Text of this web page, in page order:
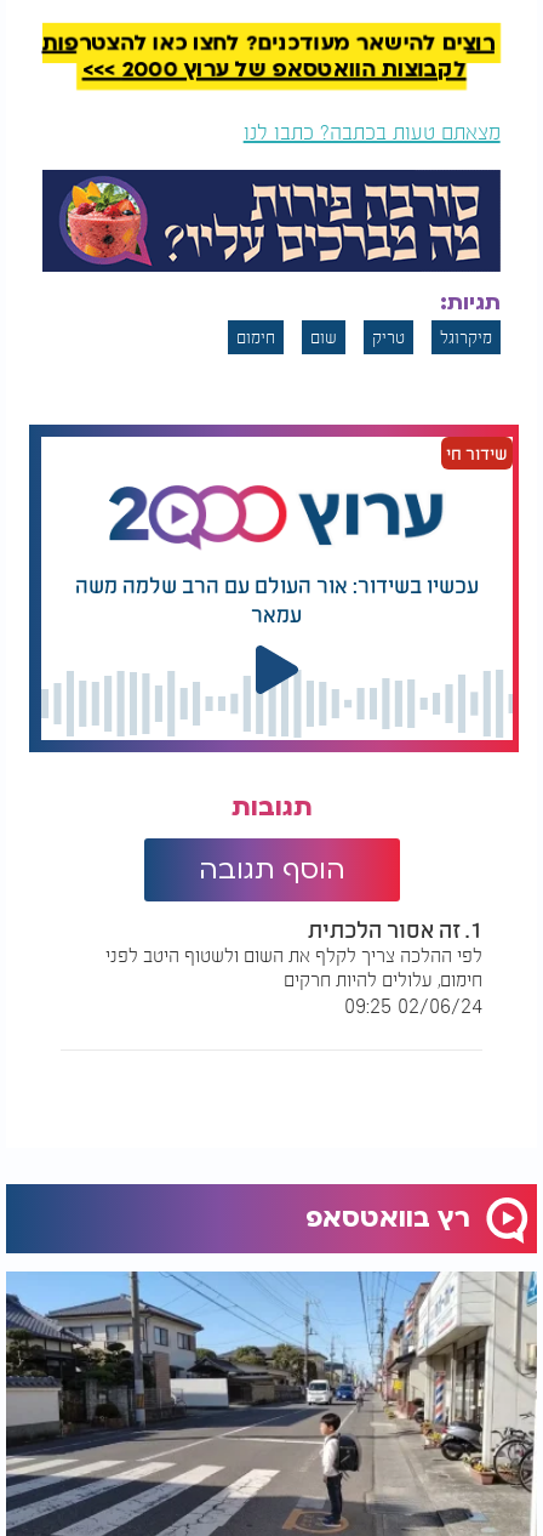
רוצים להישאר מעודכנים? לחצו כאן להצטרפות
לקבוצות הוואטסאפ של ערוץ 2000 >>>
מצאתם טעות בכתבה? כתבו לנו
תגיות:
מיקרוגל טריק שום חימום
שידור חי
עכשיו בשידור: אור העולם עם הרב שלמה משה
עמאר
תגובות
הוסף תגובה
1. זה אסור הלכתית
לפי ההלכה צריך לקלף את השום ולשטוף היטב לפני
חימום, עלולים להיות חרקים
02/06/24 09:25
רץ בוואטסאפ